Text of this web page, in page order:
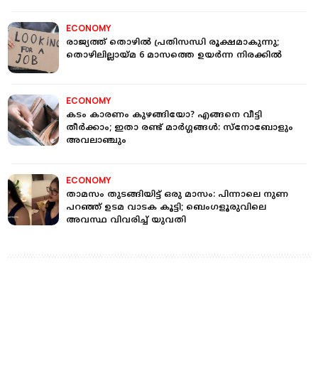
ECONOMY
രാജ്യത്ത് തൊഴില്‍ പ്രതിസന്ധി രൂക്ഷമാകുന്നു;
തൊഴിലില്ലായ്മ 6 മാസത്തെ ഉയര്‍ന്ന നിരക്കില്‍
ECONOMY
കടം കാരണം കുഴങ്ങിയോ? എങ്ങനെ വീട്ടി
തീർക്കാം; ഇതാ രണ്ട് മാർഗ്ഗങ്ങള്‍: സ്നോബോളും
അവലാഞ്ചും
ECONOMY
താമസം തുടങ്ങിയിട്ട് ഒരു മാസം: പിന്നാലെ നുണ
പറഞ്ഞ് ഉടമ വാടക കൂട്ടി; ബെംഗളൂരുവിലെ
അവസ്ഥ വിവരിച്ച് യുവതി